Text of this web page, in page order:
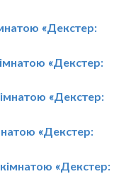
«Декстер:
«Декстер:
«Декстер:
«Декстер:
«Декстер: